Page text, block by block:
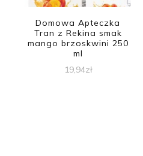
Domowa Apteczka
Tran z Rekina smak
mango brzoskwini 250
ml
19,94zł